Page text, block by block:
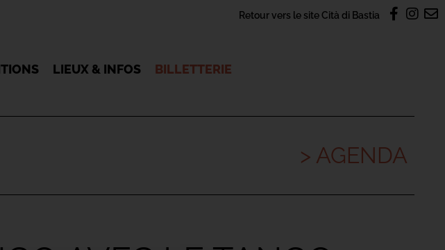
Retour vers le site Cità di Bastia
LIEUX & INFOS BILLETTERIE
> AGENDA